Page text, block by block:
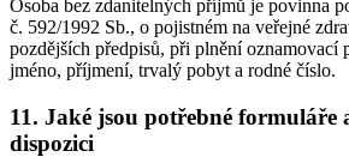
Osoba bez zdanitelných příjmů je povinna
č. 592/1992 Sb., o pojistném na veřejné
pozdějších předpisů, při plnění oznamovací
jméno, příjmení, trvalý pobyt a rodné číslo.
11. Jaké jsou potřebné formuláře
dispozici